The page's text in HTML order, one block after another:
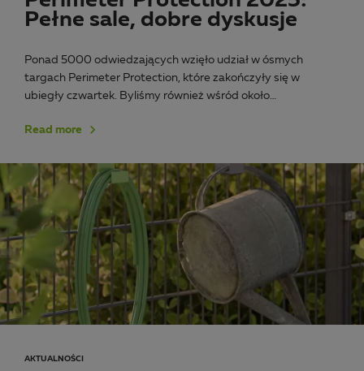
Pełne sale, dobre dyskusje
Ponad 5000 odwiedzających wzięło udział w ósmych
targach Perimeter Protection, które zakończyły się w
ubiegły czwartek. Byliśmy również wśród około…
Read more
AKTUALNOŚCI